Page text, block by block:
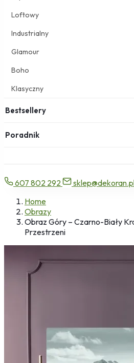
Loftowy
Industrialny
Glamour
Boho
Klasyczny
Bestsellery
Poradnik
607 802 292
Home
Obrazy
Obraz Góry – Czarno-Biały
Przestrzeni